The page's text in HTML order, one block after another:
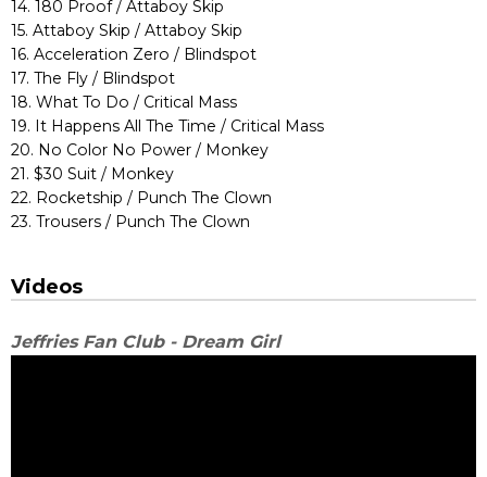
14. 180 Proof / Attaboy Skip
15. Attaboy Skip / Attaboy Skip
16. Acceleration Zero / Blindspot
17. The Fly / Blindspot
18. What To Do / Critical Mass
19. It Happens All The Time / Critical Mass
20. No Color No Power / Monkey
21. $30 Suit / Monkey
22. Rocketship / Punch The Clown
23. Trousers / Punch The Clown
Videos
Jeffries Fan Club - Dream Girl